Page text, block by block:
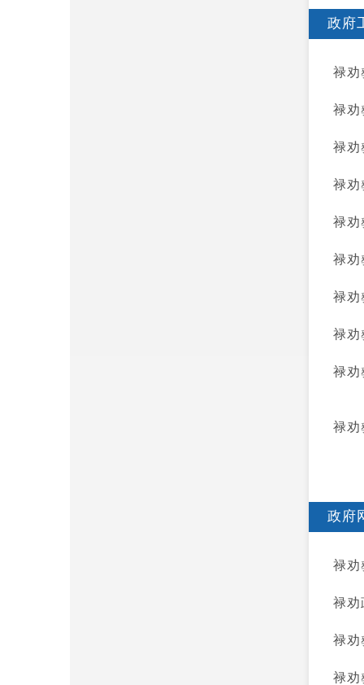
政府
禄劝
禄劝
禄劝
禄劝
禄劝
禄劝
禄劝
禄劝
禄劝
禄劝
政府
禄劝
禄劝
禄劝
禄劝